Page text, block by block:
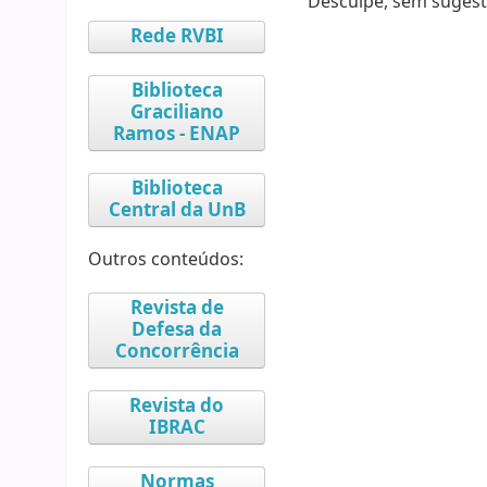
Rede RVBI
Biblioteca
Graciliano
Ramos - ENAP
Biblioteca
Central da UnB
Outros conteúdos:
Revista de
Defesa da
Concorrência
Revista do
IBRAC